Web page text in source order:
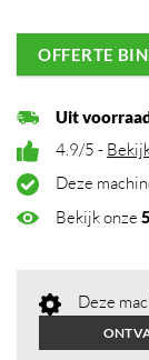
OFFERTE
Uit
4.9/5 -
Deze
Bekijk onze
Deze